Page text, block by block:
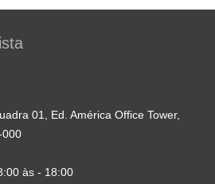
01, Ed. América Office Tower,
000
às - 18:00